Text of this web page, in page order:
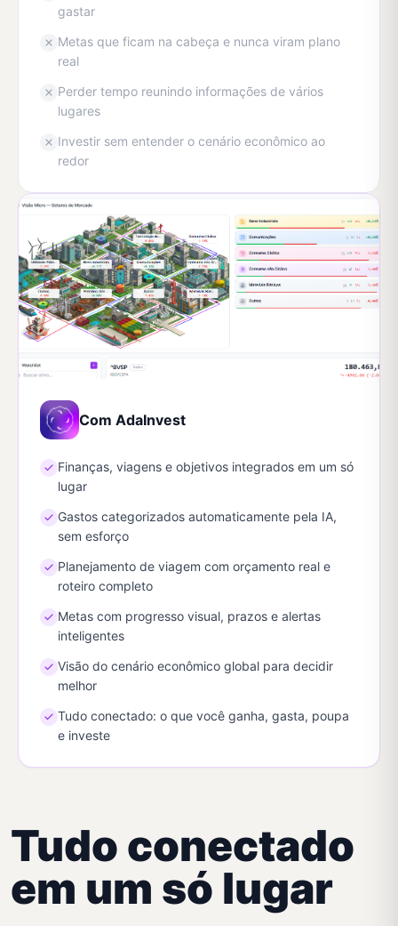
gastar
Metas que ficam na cabeça e nunca viram plano
real
Perder tempo reunindo informações de vários
lugares
Investir sem entender o cenário econômico ao
redor
Com AdaInvest
Finanças, viagens e objetivos integrados em um só
lugar
Gastos categorizados automaticamente pela IA,
sem esforço
Planejamento de viagem com orçamento real e
roteiro completo
Metas com progresso visual, prazos e alertas
inteligentes
Visão do cenário econômico global para decidir
melhor
Tudo conectado: o que você ganha, gasta, poupa
e investe
Tudo conectado
em um só lugar